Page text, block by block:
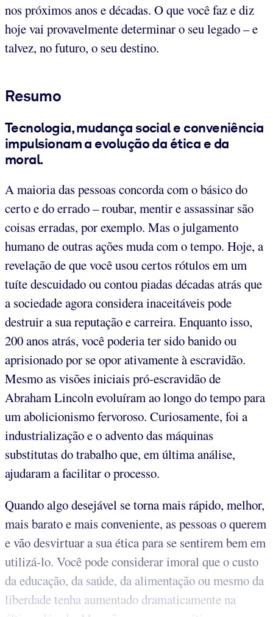
nos próximos anos e décadas. O que você faz e diz
hoje vai provavelmente determinar o seu legado – e
talvez, no futuro, o seu destino.
Resumo
Tecnologia, mudança social e conveniência
impulsionam a evolução da ética e da
moral.
A maioria das pessoas concorda com o básico do
certo e do errado – roubar, mentir e assassinar são
coisas erradas, por exemplo. Mas o julgamento
humano de outras ações muda com o tempo. Hoje, a
revelação de que você usou certos rótulos em um
tuíte descuidado ou contou piadas décadas atrás que
a sociedade agora considera inaceitáveis pode
destruir a sua reputação e carreira. Enquanto isso,
200 anos atrás, você poderia ter sido banido ou
aprisionado por se opor ativamente à escravidão.
Mesmo as visões iniciais pró-escravidão de
Abraham Lincoln evoluíram ao longo do tempo para
um abolicionismo fervoroso. Curiosamente, foi a
industrialização e o advento das máquinas
substitutas do trabalho que, em última análise,
ajudaram a facilitar o processo.
Quando algo desejável se torna mais rápido, melhor,
mais barato e mais conveniente, as pessoas o querem
e vão desvirtuar a sua ética para se sentirem bem em
utilizá-lo. Você pode considerar imoral que o custo
da educação, da saúde, da alimentação ou mesmo da
liberdade tenha aumentado dramaticamente na